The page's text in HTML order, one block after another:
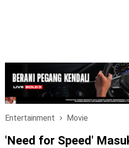
Entertainment Movie
'Need for Speed'